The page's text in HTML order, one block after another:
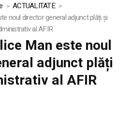
ACTUALITATE
noul director general adjunct plăți și
al AFIR
Man este noul
adjunct plăți
al AFIR